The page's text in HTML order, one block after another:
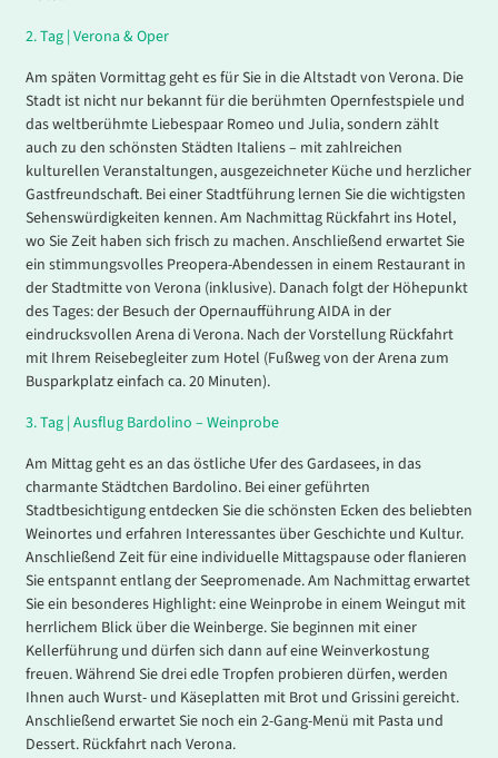
2.Tag | Verona & Oper
Am späten Vormittag geht es für Sie in die Altstadt von Verona. Die
Stadt ist nicht nur bekannt für die berühmten Opernfestspiele und
das weltberühmte Liebespaar Romeo und Julia, sondern zählt
auch zu den schönsten Städten Italiens – mit zahlreichen
kulturellen Veranstaltungen, ausgezeichneter Küche und herzlicher
Gastfreundschaft. Bei einer Stadtführung lernen Sie die wichtigsten
Sehenswürdigkeiten kennen. Am Nachmittag Rückfahrt ins Hotel,
wo Sie Zeit haben sich frisch zu machen. Anschließend erwartet Sie
ein stimmungsvolles Preopera-Abendessen in einem Restaurant in
der Stadtmitte von Verona (inklusive). Danach folgt der Höhepunkt
des Tages: der Besuch der Opernaufführung AIDA in der
eindrucksvollen Arena di Verona. Nach der Vorstellung Rückfahrt
mit Ihrem Reisebegleiter zum Hotel (Fußweg von der Arena zum
Busparkplatz einfach ca. 20 Minuten).
3.Tag | Ausflug Bardolino – Weinprobe
Am Mittag geht es an das östliche Ufer des Gardasees, in das
charmante Städtchen Bardolino. Bei einer geführten
Stadtbesichtigung entdecken Sie die schönsten Ecken des beliebten
Weinortes und erfahren Interessantes über Geschichte und Kultur.
Anschließend Zeit für eine individuelle Mittagspause oder flanieren
Sie entspannt entlang der Seepromenade. Am Nachmittag erwartet
Sie ein besonderes Highlight: eine Weinprobe in einem Weingut mit
herrlichem Blick über die Weinberge. Sie beginnen mit einer
Kellerführung und dürfen sich dann auf eine Weinverkostung
freuen. Während Sie drei edle Tropfen probieren dürfen, werden
Ihnen auch Wurst- und Käseplatten mit Brot und Grissini gereicht.
Anschließend erwartet Sie noch ein 2-Gang-Menü mit Pasta und
Dessert. Rückfahrt nach Verona.